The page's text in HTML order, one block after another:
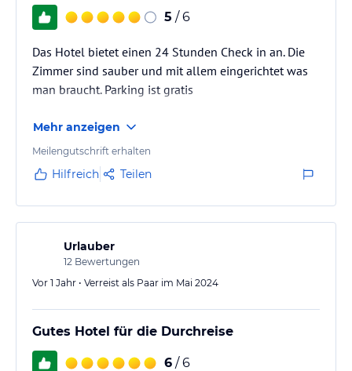
5 / 6
Das Hotel bietet einen 24 Stunden Check in an. Die
Zimmer sind sauber und mit allem eingerichtet was
man braucht. Parking ist gratis
Mehr anzeigen
Meilengutschrift erhalten
Hilfreich Teilen
Urlauber
12 Bewertungen
Vor 1 Jahr • Verreist als Paar im Mai 2024
Gutes Hotel für die Durchreise
6 / 6